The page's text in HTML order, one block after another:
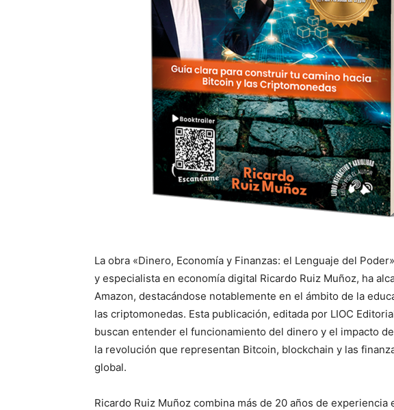
La obra «Dinero, Economía y Finanzas: el Lenguaje del
y especialista en economía digital Ricardo Ruiz Muñoz, ha
Amazon, destacándose notablemente en el ámbito de la
las criptomonedas. Esta publicación, editada por LIOC
buscan entender el funcionamiento del dinero y el impacto
la revolución que representan Bitcoin, blockchain y las
global.
Ricardo Ruiz Muñoz combina más de 20 años de